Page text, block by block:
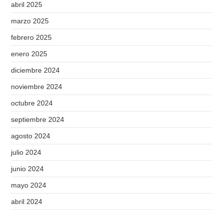
abril 2025
marzo 2025
febrero 2025
enero 2025
diciembre 2024
noviembre 2024
octubre 2024
septiembre 2024
agosto 2024
julio 2024
junio 2024
mayo 2024
abril 2024